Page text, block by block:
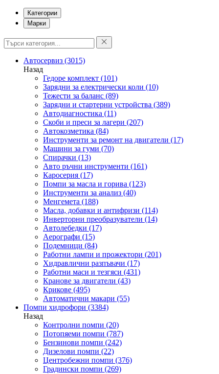
Категории
Марки
Автосервиз (3015)
Назад
Гедоре комплект (101)
Зарядни за електрически коли (10)
Тежести за баланс (89)
Зарядни и стартерни устройства (389)
Автодиагностика (11)
Скоби и преси за лагери (207)
Автокозметика (84)
Инструменти за ремонт на двигатели (17)
Машини за гуми (70)
Спирачки (13)
Авто ръчни инструменти (161)
Каросерия (17)
Помпи за масла и горива (123)
Инструменти за анализ (40)
Менгемета (188)
Масла, добавки и антифризи (114)
Инверторни преобразуватели (14)
Автолебедки (17)
Аерографи (15)
Подемници (84)
Работни лампи и прожектори (201)
Хидравлични разпъвачи (17)
Работни маси и тезгяси (431)
Кранове за двигатели (43)
Крикове (495)
Автоматични макари (55)
Помпи хидрофори (3384)
Назад
Контролни помпи (20)
Потопяеми помпи (787)
Бензинови помпи (242)
Дизелови помпи (22)
Центробежни помпи (376)
Градински помпи (269)